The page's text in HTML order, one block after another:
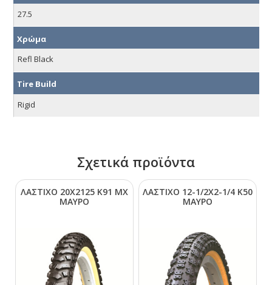
27.5
Χρώμα
Refl Black
Tire Build
Rigid
Σχετικά προϊόντα
ΛΑΣΤΙΧΟ 20Χ2125 Κ91 ΜΧ
ΜΑΥΡΟ
ΛΑΣΤΙΧΟ 12-1/2Χ2-1/4 Κ50
ΜΑΥΡΟ